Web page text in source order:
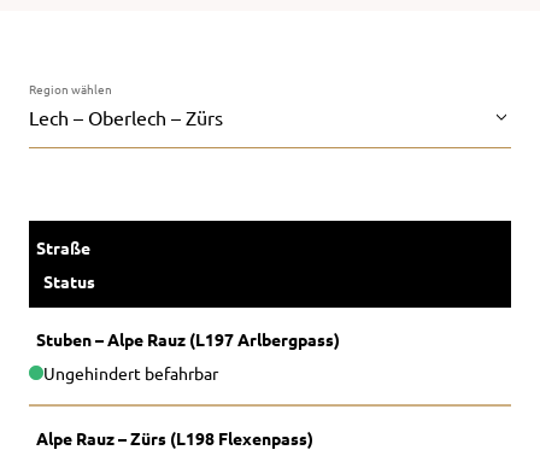
Region wählen
Lech – Oberlech – Zürs
Straße
Status
Stuben – Alpe Rauz (L197 Arlbergpass)
Ungehindert befahrbar
Alpe Rauz – Zürs (L198 Flexenpass)